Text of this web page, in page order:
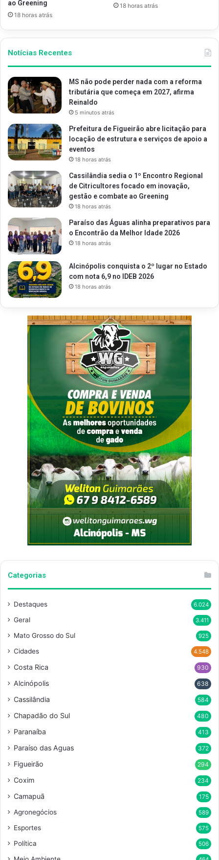
ao Greening
18 horas atrás
18 horas atrás
Notícias Recentes
MS não pode perder nada com a reforma
tributária que começa em 2027, afirma
Reinaldo
5 minutos atrás
Prefeitura de Figueirão abre licitação para
locação de estrutura e serviços de apoio a
eventos
18 horas atrás
Cassilândia sedia o 1º Encontro Regional
de Citricultores focado em inovação,
gestão e combate ao Greening
18 horas atrás
Paraíso das Águas alinha preparativos para
o Encontrão da Melhor Idade 2026
18 horas atrás
Alcinópolis conquista o 2º lugar no Estado
com nota 6,9 no IDEB 2026
18 horas atrás
Categorias
Destaques 6.024
Geral 3.411
Mato Grosso do Sul 925
Cidades 4.548
Costa Rica 930
Alcinópolis 638
Cassilândia 584
Chapadão do Sul 480
Paranaíba 413
Paraíso das Aguas 372
Figueirão 294
Coxim 234
Camapuã 175
Agronegócios 589
Esportes 575
Política 506